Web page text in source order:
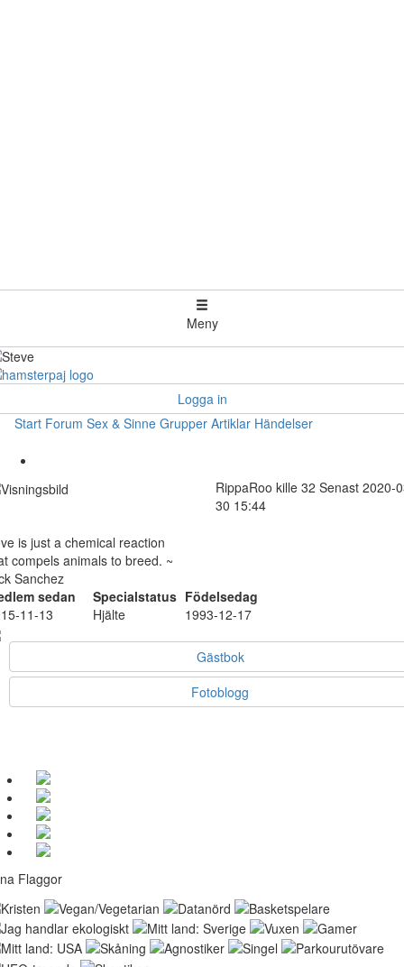
Meny
Logga in
Start Forum Sex & Sinne Grupper Artiklar Händelser
RippaRoo kille 32 Senast 2020-
30 15:44
is just a chemical reaction
compels animals to breed. ~
Sanchez
sedan
Specialstatus Födelsedag
11-13
Hjälte 1993-12-17
Gästbok
Fotoblogg
Flaggor